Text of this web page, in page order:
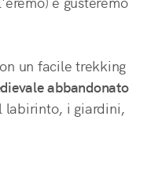
un facile trekking
abbandonato
labirinto, i giardini,